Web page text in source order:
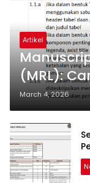
Artikel
(MRL):
Kesiapan
March 4, 2026